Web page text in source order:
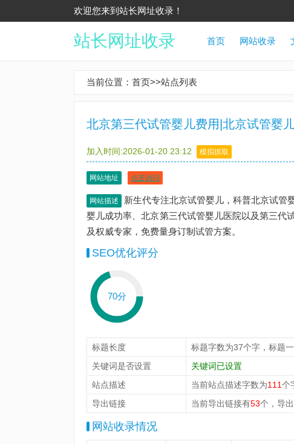
欢迎您来到站长网址收录！
站长网址收录 首页 网站收录
当前位置： 首页>>站点列表
北京第三代试管婴儿费用|北京试管婴
加入时间:2026-01-20 23:12 模拟抓取
网站地址 点击访问
网站描述
新生代专注北京试管婴儿，科普北京试管
婴儿成功率、北京第三代试管婴儿医院以及第三代
及权威专家，免费量身订制试管方案。
SEO优化评分
70分
标题长度
标题字数为37个字，标题
关键词是否设置
关键词已设置
站点描述
当前站点描述字数为111个
导出链接
当前导出链接有53个，导
网站收录情况